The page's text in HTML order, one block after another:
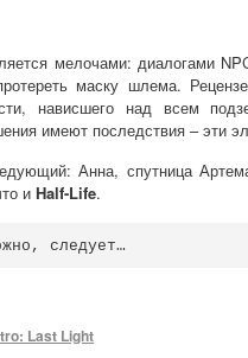
мелочами: диалогами
маску шлема.
нависшего над всем
имеют последствия – эти
Анна, спутница
и Half-Life.
следует…
Last Light